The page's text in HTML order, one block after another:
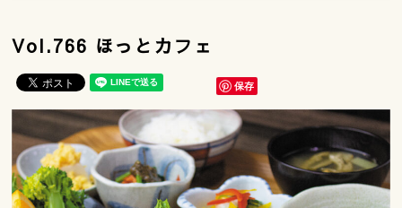
Vol.766 ほっとカフェ
保存